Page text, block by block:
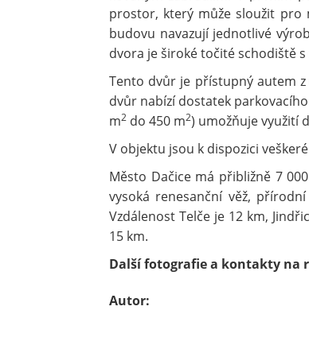
prostor, který může sloužit pro
budovu navazují jednotlivé
dvora je široké točité schodiště
Tento dvůr je přístupný autem
dvůr nabízí dostatek
m2 do 450 m2) umožňuje využití
V objektu jsou k dispozici
Město Dačice má přibližně 7
vysoká renesanční věž,
Vzdálenost Telče je 12 km,
15 km.
Další fotografie a kontakty na
Autor: